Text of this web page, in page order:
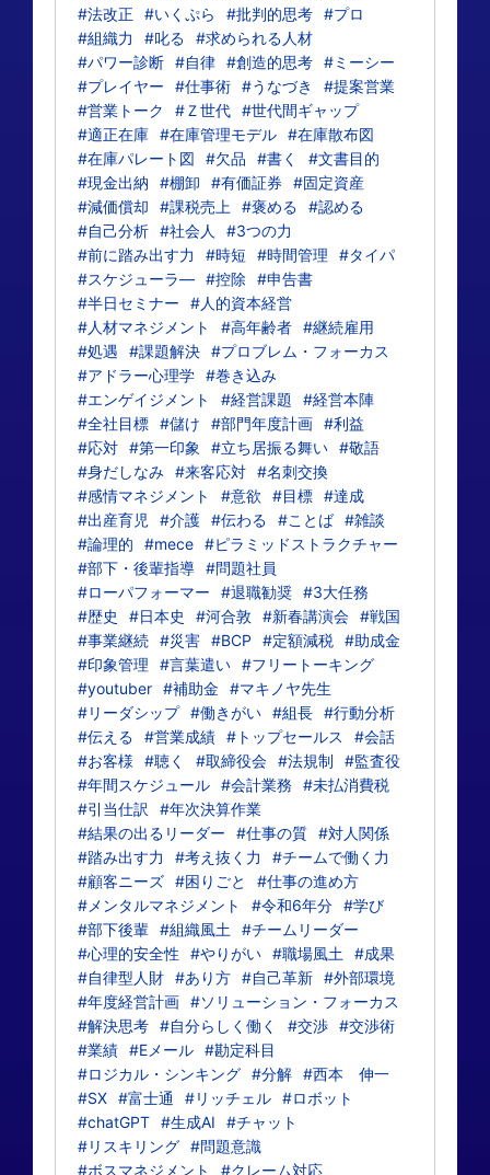
#法改正
#いくぷら #批判的思考 #プロ
#組織力
#叱る
#求められる人材
#パワー診断 #自律 #創造的思考 #ミーシー
#プレイヤー
#仕事術 #うなづき
#提案営業
#営業トーク
#Ｚ世代 #世代間ギャップ
#適正在庫 #在庫管理モデル #在庫散布図
#在庫パレート図
#欠品 #書く
#文書目的
#現金出納
#棚卸 #有価証券
#固定資産
#減価償却
#課税売上 #褒める
#認める
#自己分析 #社会人
#3つの力
#前に踏み出す力
#時短 #時間管理
#タイパ
#スケジューラ― #控除
#申告書
#半日セミナー
#人的資本経営
#人材マネジメント
#高年齢者 #継続雇用
#処遇
#課題解決 #プロブレム・フォーカス
#アドラー心理学 #巻き込み
#エンゲイジメント
#経営課題
#経営本陣
#全社目標 #儲け #部門年度計画 #利益
#応対 #第一印象 #立ち居振る舞い #敬語
#身だしなみ #来客応対 #名刺交換
#感情マネジメント
#意欲 #目標 #達成
#出産育児
#介護 #伝わる #ことば #雑談
#論理的
#mece #ピラミッドストラクチャー
#部下・後輩指導 #問題社員
#ローパフォーマー
#退職勧奨 #3大任務
#歴史
#日本史 #河合敦 #新春講演会 #戦国
#事業継続 #災害 #BCP #定額減税 #助成金
#印象管理
#言葉遣い #フリートーキング
#youtuber #補助金
#マキノヤ先生
#リーダシップ #働きがい #組長 #行動分析
#伝える
#営業成績 #トップセールス
#会話
#お客様
#聴く #取締役会 #法規制
#監査役
#年間スケジュール #会計業務
#未払消費税
#引当仕訳
#年次決算作業
#結果の出るリーダー
#仕事の質 #対人関係
#踏み出す力
#考え抜く力
#チームで働く力
#顧客ニーズ #困りごと
#仕事の進め方
#メンタルマネジメント
#令和6年分 #学び
#部下後輩 #組織風土
#チームリーダー
#心理的安全性
#やりがい #職場風土
#成果
#自律型人財 #あり方 #自己革新 #外部環境
#年度経営計画 #ソリューション・フォーカス
#解決思考 #自分らしく働く #交渉 #交渉術
#業績 #Eメール #勘定科目
#ロジカル・シンキング #分解 #西本 伸一
#SX #富士通 #リッチェル #ロボット
#chatGPT #生成AI
#チャット
#リスキリング #問題意識
#ボスマネジメント
#クレーム対応